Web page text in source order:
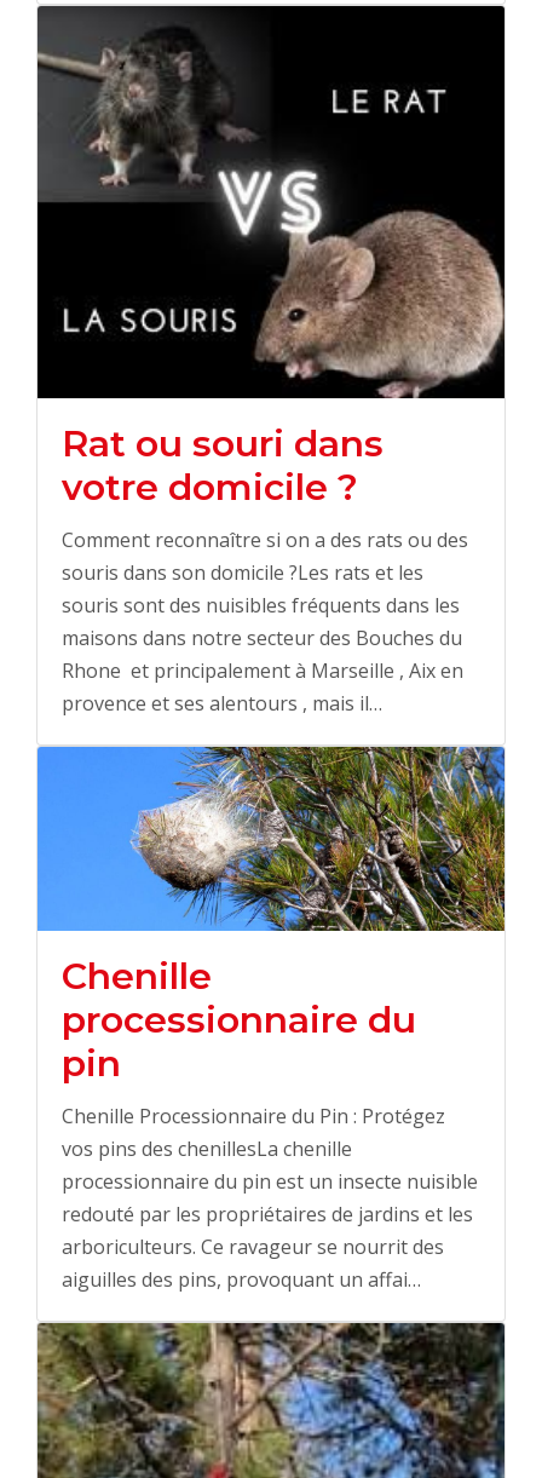
Rat ou souri dans
votre domicile ?
Comment reconnaître si on a des rats ou des
souris dans son domicile ?Les rats et les
souris sont des nuisibles fréquents dans les
maisons dans notre secteur des Bouches du
Rhone et principalement à Marseille , Aix en
provence et ses alentours , mais il…
Chenille
processionnaire du
pin
Chenille Processionnaire du Pin : Protégez
vos pins des chenillesLa chenille
processionnaire du pin est un insecte nuisible
redouté par les propriétaires de jardins et les
arboriculteurs. Ce ravageur se nourrit des
aiguilles des pins, provoquant un affai…